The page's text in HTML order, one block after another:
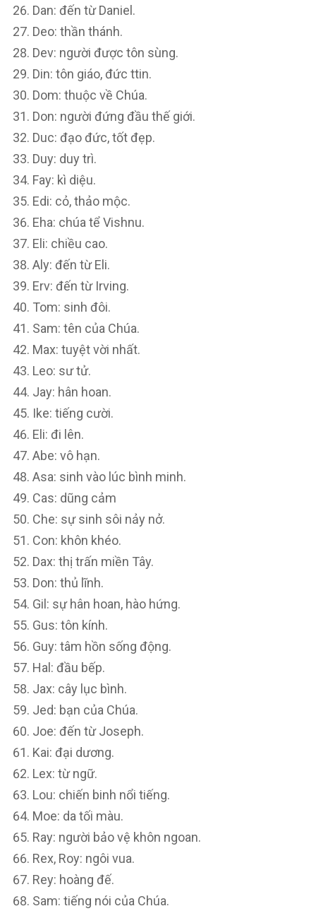
Dan: đến từ Daniel.
Deo: thần thánh.
Dev: người được tôn sùng.
Din: tôn giáo, đức ttin.
Dom: thuộc về Chúa.
Don: người đứng đầu thế giới.
Duc: đạo đức, tốt đẹp.
Duy: duy trì.
Fay: kì diệu.
Edi: cỏ, thảo mộc.
Eha: chúa tể Vishnu.
Eli: chiều cao.
Aly: đến từ Eli.
Erv: đến từ Irving.
Tom: sinh đôi.
Sam: tên của Chúa.
Max: tuyệt vời nhất.
Leo: sư tử.
Jay: hân hoan.
Ike: tiếng cười.
Eli: đi lên.
Abe: vô hạn.
Asa: sinh vào lúc bình minh.
Cas: dũng cảm
Che: sự sinh sôi nảy nở.
Con: khôn khéo.
Dax: thị trấn miền Tây.
Don: thủ lĩnh.
Gil: sự hân hoan, hào hứng.
Gus: tôn kính.
Guy: tâm hồn sống động.
Hal: đầu bếp.
Jax: cây lục bình.
Jed: bạn của Chúa.
Joe: đến từ Joseph.
Kai: đại dương.
Lex: từ ngữ.
Lou: chiến binh nổi tiếng.
Moe: da tối màu.
Ray: người bảo vệ khôn ngoan.
Rex, Roy: ngôi vua.
Rey: hoàng đế.
Sam: tiếng nói của Chúa.